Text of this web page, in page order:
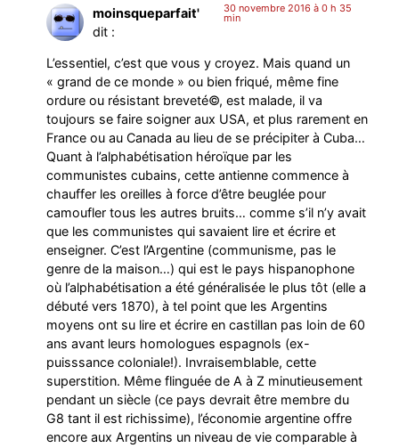
moinsqueparfait'
dit :
30 novembre 2016 à 0 h 35
min
L’essentiel, c’est que vous y croyez. Mais quand un
« grand de ce monde » ou bien friqué, même fine
ordure ou résistant breveté©, est malade, il va
toujours se faire soigner aux USA, et plus rarement en
France ou au Canada au lieu de se précipiter à Cuba…
Quant à l’alphabétisation héroïque par les
communistes cubains, cette antienne commence à
chauffer les oreilles à force d’être beuglée pour
camoufler tous les autres bruits… comme s’il n’y avait
que les communistes qui savaient lire et écrire et
enseigner. C’est l’Argentine (communisme, pas le
genre de la maison…) qui est le pays hispanophone
où l’alphabétisation a été généralisée le plus tôt (elle a
débuté vers 1870), à tel point que les Argentins
moyens ont su lire et écrire en castillan pas loin de 60
ans avant leurs homologues espagnols (ex-
puisssance coloniale!). Invraisemblable, cette
superstition. Même flinguée de A à Z minutieusement
pendant un siècle (ce pays devrait être membre du
G8 tant il est richissime), l’économie argentine offre
encore aux Argentins un niveau de vie comparable à